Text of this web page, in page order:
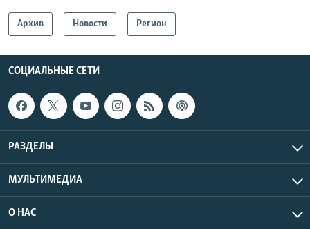
Архив Новости Регион
СОЦИАЛЬНЫЕ СЕТИ
РАЗДЕЛЫ
МУЛЬТИМЕДИА
О НАС